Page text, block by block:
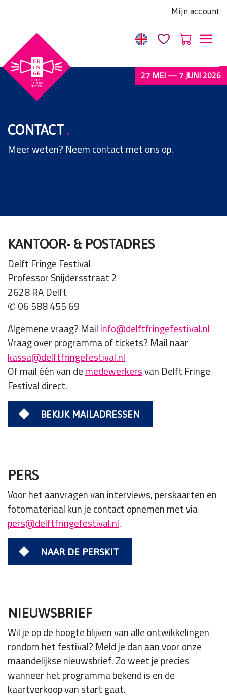
website
bevat
een
toegankelijkheidssysteem.
Mijn account
27 MEI — 7 JUNI 2026
CONTACT .
Meer weten? Neem contact met ons op.
KANTOOR- & POSTADRES
Delft Fringe Festival
Professor Snijdersstraat 2
2628 RA Delft
✆ 06 588 455 69
Algemene vraag? Mailinfo@delftfringefestival.nl
Vraag over programma of tickets? Mail naar
kassa@delftfringefestival.nl
Of mail één van demedewerkersvan Delft Fringe
Festival direct.
BEKIJK MAILADRESSEN
PERS
Voor het aanvragen van interviews, perskaarten en
fotomateriaal kun je contact opnemen met via
pers@delftfringefestival.nl.
NAAR DE PERSKIT
NIEUWSBRIEF
Wil je op de hoogte blijven van alle ontwikkelingen
rondom het festival? Meld je dan aan voor onze
maandelijkse nieuwsbrief. Zo weet je precies
wanneer het programma bekend is en de
kaartverkoop van start gaat.